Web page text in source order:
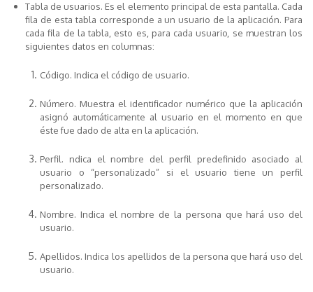
Tabla de usuarios. Es el elemento principal de esta pantalla. Cada
fila de esta tabla corresponde a un usuario de la aplicación. Para
cada fila de la tabla, esto es, para cada usuario, se muestran los
siguientes datos en columnas:
Código. Indica el código de usuario.
Número. Muestra el identificador numérico que la aplicación
asignó automáticamente al usuario en el momento en que
éste fue dado de alta en la aplicación.
Perfil. ndica el nombre del perfil predefinido asociado al
usuario o “personalizado” si el usuario tiene un perfil
personalizado.
Nombre. Indica el nombre de la persona que hará uso del
usuario.
Apellidos. Indica los apellidos de la persona que hará uso del
usuario.